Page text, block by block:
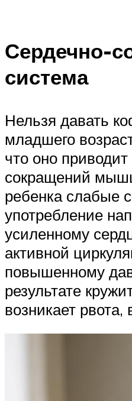
Сердечно-
система
Нельзя давать
младшего
что оно
сокращений
ребенка слабые
употребление
усиленному
активной
повышенному
результате
возникает